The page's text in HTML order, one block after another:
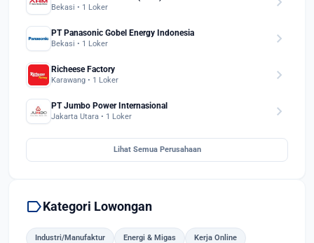
Bekasi • 1 Loker
PT Panasonic Gobel Energy Indonesia
Bekasi • 1 Loker chevron_right
Richeese Factory
Karawang • 1 Loker chevron_right
PT Jumbo Power Internasional
Jakarta Utara • 1 Loker chevron_right
Lihat Semua Perusahaan
labelKategori Lowongan
Industri/Manufaktur Energi & Migas Kerja Online